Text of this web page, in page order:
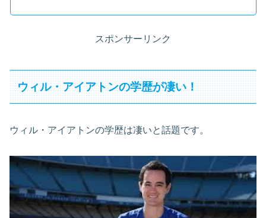
スポンサーリンク
ウィル・アイアトンの学歴が凄い！
ウィル・アイアトンの学歴は凄いと話題です。